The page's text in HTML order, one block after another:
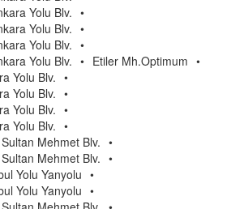
Yolu Blv. •
Yolu Blv. •
Yolu Blv. •
Yolu Blv. • Etiler Mh.Optimum •
Yolu Blv. •
Yolu Blv. •
Yolu Blv. •
Yolu Blv. •
Mehmet Blv. •
Mehmet Blv. •
Yolu Yanyolu •
Yolu Yanyolu •